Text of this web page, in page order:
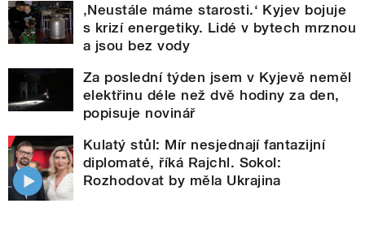
‚Neustále máme starosti.‘ Kyjev bojuje
s krizí energetiky. Lidé v bytech mrznou
a jsou bez vody
Za poslední týden jsem v Kyjevě neměl
elektřinu déle než dvě hodiny za den,
popisuje novinář
Kulatý stůl: Mír nesjednají fantazijní
diplomaté, říká Rajchl. Sokol:
Rozhodovat by měla Ukrajina